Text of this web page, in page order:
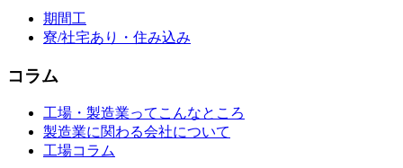
期間工
寮/社宅あり・住み込み
コラム
工場・製造業ってこんなところ
製造業に関わる会社について
工場コラム